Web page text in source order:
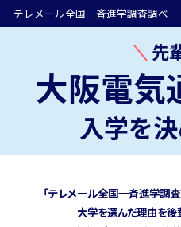
テレメール全国一斉進学調査調べ
先
大阪電気
入学を
「テレメール全国一斉進学調
大学を選んだ理由を後